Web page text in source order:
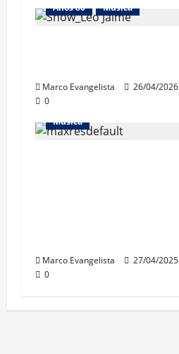
Anos 80
Música
Marco Evangelista
26/04/2026
0
Música
Marco Evangelista
27/04/2025
0